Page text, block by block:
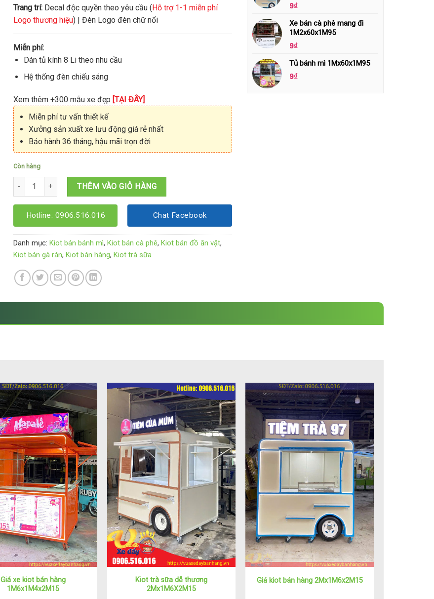
Trang trí: Decal độc quyền theo yêu cầu (Hỗ trợ 1-1 miễn phí
Logo thương hiệu) | Đèn Logo đèn chữ nổi
Miễn phí:
Dán tủ kính 8 Li theo nhu cầu
Hệ thống đèn chiếu sáng
Xem thêm +300 mẫu xe đẹp [TẠI ĐÂY]
Miễn phí tư vấn thiết kế
Xưởng sản xuất xe lưu động giá rẻ nhất
Bảo hành 36 tháng, hậu mãi trọn đời
Còn hàng
Kiot bán bia 1M8x1M6x1M95 số lượng
THÊM VÀO GIỎ HÀNG
Hotline: 0906.516.016 Chat Facebook
Danh mục: Kiot bán bánh mì, Kiot bán cà phê, Kiot bán đồ ăn vặt,
Kiot bán gà rán, Kiot bán hàng, Kiot trà sữa
9₫
Xe bán cà phê mang đi
1M2x60x1M95
9₫
Tủ bánh mì 1Mx60x1M95
9₫
Giá xe kiot bán hàng
1M6x1M4x2M15
Kiot trà sữa dễ thương
2Mx1M6X2M15
Giá kiot bán hàng 2Mx1M6x2M15